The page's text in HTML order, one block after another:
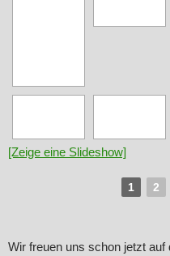
[Zeige eine Slideshow]
1 2
Wir freuen uns schon jetzt